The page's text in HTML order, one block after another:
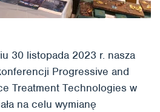
30 listopada 2023 r. nasza
Progressive and
Treatment Technologies w
na celu wymianę